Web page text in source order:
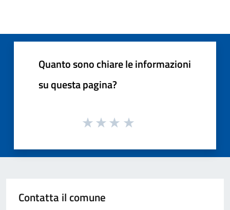
Quanto sono chiare le informazioni
su questa pagina?
Contatta il comune